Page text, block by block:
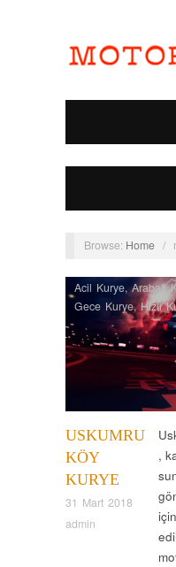
Browse: Home /
USKUMRU
KÖY
KURYE
31 Mart 2018
admin
Acil Kurye,Arabalı
Gece Kurye,Hızlı
Kurye
,İstanbul
Bölgeleri,Moto
Kurye,Uçak Kurye,
,